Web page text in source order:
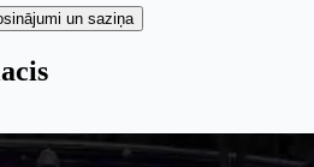
un saziņa